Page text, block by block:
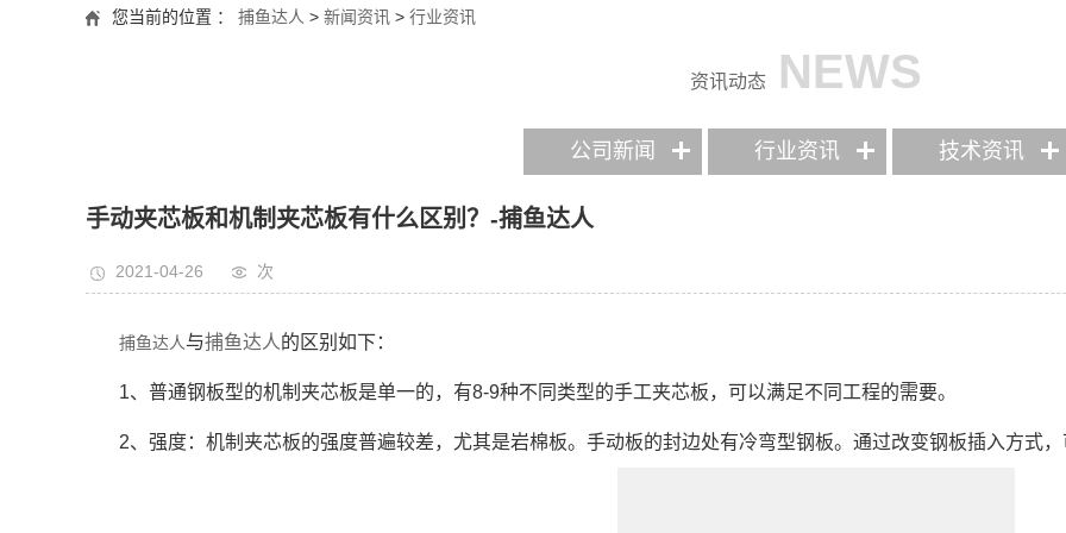
您当前的位置 ： 捕鱼达人 > 新闻资讯 > 行业资讯
资讯动态 NEWS
公司新闻 行业资讯 技术资讯
手动夹芯板和机制夹芯板有什么区别？-捕鱼达人
2021-04-26 次
捕鱼达人与捕鱼达人的区别如下：
1、普通钢板型的机制夹芯板是单一的，有8-9种不同类型的手工夹芯板，可以满足不同工程的需要。
2、强度：机制夹芯板的强度普遍较差，尤其是岩棉板。手动板的封边处有冷弯型钢板。通过改变钢板插入方式